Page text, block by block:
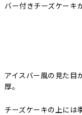
バー付きチーズケーキ
アイスバー風の見た目
厚。
チーズケーキの上には